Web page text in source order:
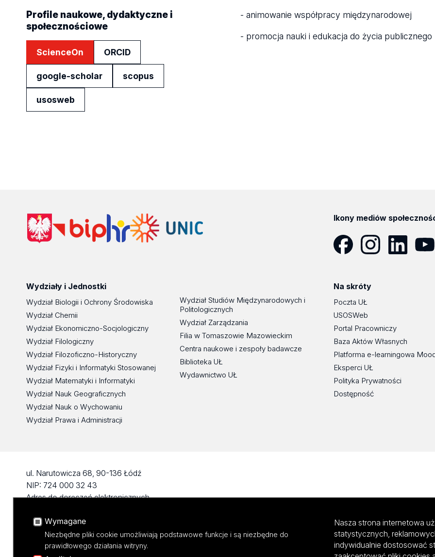
Profile naukowe, dydaktyczne i
społecznościowe
ScienceOn ORCID
google-scholar scopus
usosweb
- animowanie współpracy międzynarodowej
- promocja nauki i edukacja do życia publicznego
Ikony mediów
Wydziały i Jednostki
Wydział Biologii i Ochrony Środowiska
Wydział Chemii
Wydział Ekonomiczno-Socjologiczny
Wydział Filologiczny
Wydział Filozoficzno-Historyczny
Wydział Fizyki i Informatyki Stosowanej
Wydział Matematyki i Informatyki
Wydział Nauk Geograficznych
Wydział Nauk o Wychowaniu
Wydział Prawa i Administracji
Wydział Studiów Międzynarodowych i
Politologicznych
Wydział Zarządzania
Filia w Tomaszowie Mazowieckim
Centra naukowe i zespoły badawcze
Biblioteka UŁ
Wydawnictwo UŁ
Na skróty
Poczta UŁ
USOSWeb
Portal Pracowniczy
Baza Aktów Własnych
Platforma e-learningowa
Eksperci UŁ
Polityka Prywatności
Dostępność
ul. Narutowicza 68, 90-136 Łódź
NIP: 724 000 32 43
Adres do doręczeń elektronicznych
KONTAKT
Wymagane
Niezbędne pliki cookie umożliwiają podstawowe funkcje i są niezbędne do
prawidłowego działania witryny.
Nasza strona internetowa
statystycznych,
indywidualnie dostosować